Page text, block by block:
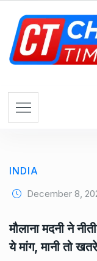
INDIA
December 8,
मौलाना मदनी ने
ये मांग, मानी तो